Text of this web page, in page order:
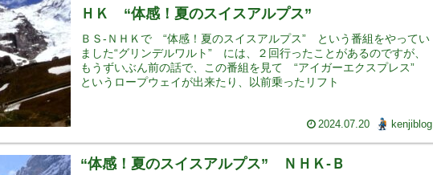
ＨＫ “体感！夏のスイスアルプス”
ＢＳ-ＮＨＫで “体感！夏のスイスアルプス” という番組をやってい
ました“グリンデルワルト” には、２回行ったことがあるのですが、
もうずいぶん前の話で、この番組を見て “アイガーエクスプレス”
というロープウェイが出来たり、以前乗ったリフト
2024.07.20 kenjiblog
“体感！夏のスイスアルプス” ＮＨＫ-Ｂ